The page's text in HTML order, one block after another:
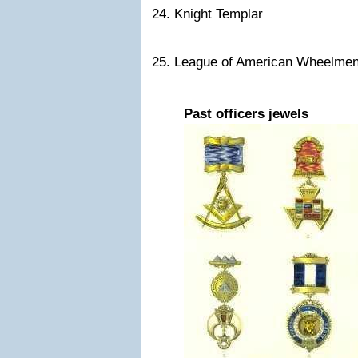
24. Knight Templar
25. League of American
Past officers jewels